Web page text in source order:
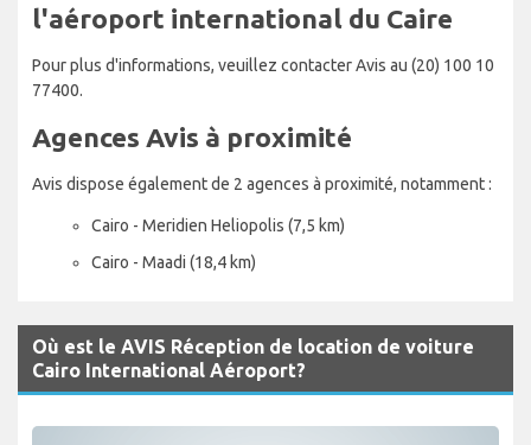
l'aéroport international du Caire
Pour plus d'informations, veuillez contacter Avis au (20) 100 10
77400.
Agences Avis à proximité
Avis dispose également de 2 agences à proximité, notamment :
Cairo - Meridien Heliopolis (7,5 km)
Cairo - Maadi (18,4 km)
Où est le AVIS Réception de location de voiture
Cairo International Aéroport?